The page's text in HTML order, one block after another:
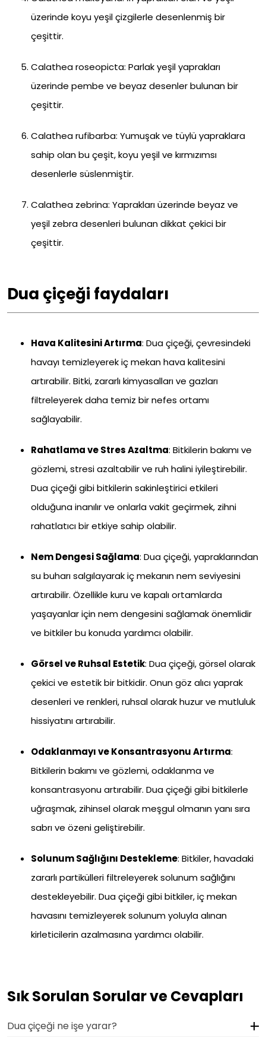
üzerinde koyu yeşil çizgilerle desenlenmiş bir
çeşittir.
Calathea roseopicta: Parlak yeşil yaprakları
üzerinde pembe ve beyaz desenler bulunan bir
çeşittir.
Calathea rufibarba: Yumuşak ve tüylü yapraklara
sahip olan bu çeşit, koyu yeşil ve kırmızımsı
desenlerle süslenmiştir.
Calathea zebrina: Yaprakları üzerinde beyaz ve
yeşil zebra desenleri bulunan dikkat çekici bir
çeşittir.
Dua çiçeği faydaları
Hava Kalitesini Artırma: Dua çiçeği, çevresindeki
havayı temizleyerek iç mekan hava kalitesini
artırabilir. Bitki, zararlı kimyasalları ve gazları
filtreleyerek daha temiz bir nefes ortamı
sağlayabilir.
Rahatlama ve Stres Azaltma: Bitkilerin bakımı ve
gözlemi, stresi azaltabilir ve ruh halini iyileştirebilir.
Dua çiçeği gibi bitkilerin sakinleştirici etkileri
olduğuna inanılır ve onlarla vakit geçirmek, zihni
rahatlatıcı bir etkiye sahip olabilir.
Nem Dengesi Sağlama: Dua çiçeği, yapraklarından
su buharı salgılayarak iç mekanın nem seviyesini
artırabilir. Özellikle kuru ve kapalı ortamlarda
yaşayanlar için nem dengesini sağlamak önemlidir
ve bitkiler bu konuda yardımcı olabilir.
Görsel ve Ruhsal Estetik: Dua çiçeği, görsel olarak
çekici ve estetik bir bitkidir. Onun göz alıcı yaprak
desenleri ve renkleri, ruhsal olarak huzur ve mutluluk
hissiyatını artırabilir.
Odaklanmayı ve Konsantrasyonu Artırma:
Bitkilerin bakımı ve gözlemi, odaklanma ve
konsantrasyonu artırabilir. Dua çiçeği gibi bitkilerle
uğraşmak, zihinsel olarak meşgul olmanın yanı sıra
sabrı ve özeni geliştirebilir.
Solunum Sağlığını Destekleme: Bitkiler, havadaki
zararlı partikülleri filtreleyerek solunum sağlığını
destekleyebilir. Dua çiçeği gibi bitkiler, iç mekan
havasını temizleyerek solunum yoluyla alınan
kirleticilerin azalmasına yardımcı olabilir.
Sık Sorulan Sorular ve Cevapları
Dua çiçeği ne işe yarar?